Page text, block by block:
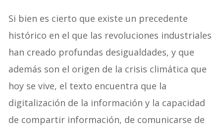
Si bien es cierto que existe un precedente
histórico en el que las revoluciones industriales
han creado profundas desigualdades, y que
además son el origen de la crisis climática que
hoy se vive, el texto encuentra que la
digitalización de la información y la capacidad
de compartir información, de comunicarse de